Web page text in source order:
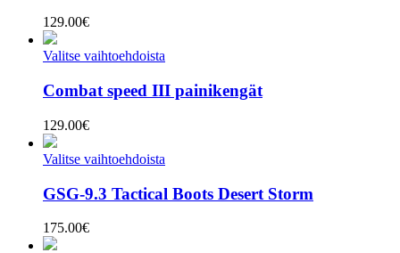
129.00€
Valitse vaihtoehdoista
Combat speed III painikengät
129.00€
Valitse vaihtoehdoista
GSG-9.3 Tactical Boots Desert Storm
175.00€